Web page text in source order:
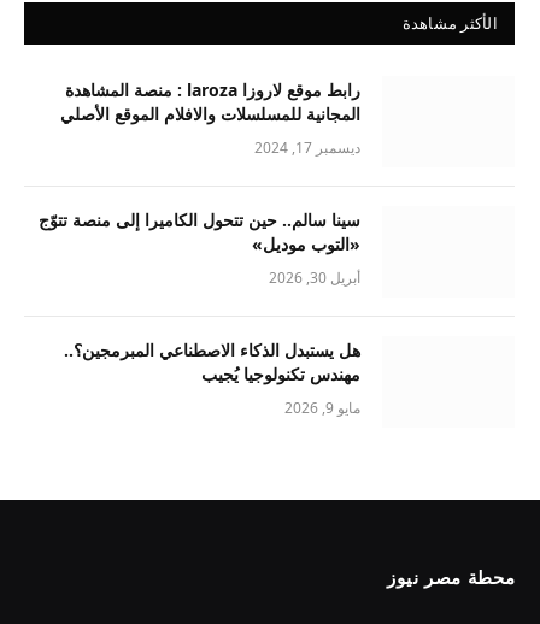
الأكثر مشاهدة
رابط موقع لاروزا laroza : منصة المشاهدة
المجانية للمسلسلات والافلام الموقع الأصلي
ديسمبر 17, 2024
سينا سالم.. حين تتحول الكاميرا إلى منصة تتوّج
«التوب موديل»
أبريل 30, 2026
هل يستبدل الذكاء الاصطناعي المبرمجين؟..
مهندس تكنولوجيا يُجيب
مايو 9, 2026
محطة مصر نيوز